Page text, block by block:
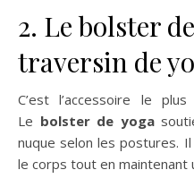
2. Le bolster
traversin de
C’est l’accessoire le
Le bolster de yoga
nuque selon les postures.
le corps tout en maintenant